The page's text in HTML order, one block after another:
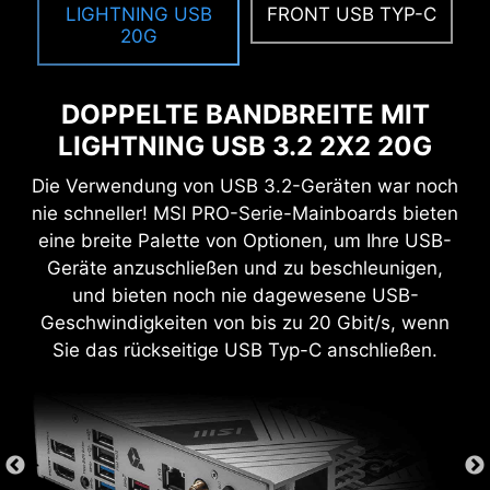
LIGHTNING USB
20G
FRONT USB TYP-C
DOPPELTE BANDBREITE MIT
LIGHTNING USB 3.2 2X2 20G
Die Verwendung von USB 3.2-Geräten war noch
nie schneller! MSI PRO-Serie-Mainboards bieten
eine breite Palette von Optionen, um Ihre USB-
Geräte anzuschließen und zu beschleunigen,
und bieten noch nie dagewesene USB-
Geschwindigkeiten von bis zu 20 Gbit/s, wenn
Sie das rückseitige USB Typ-C anschließen.
SEARCH & FAVORITES
schnell durch die BIOS-Menüs zu navigieren.
SYSTEM SICHERHEIT
Alle MSI PRO-Mainboards verfügen über eine
Sicherheitsfunktion im BIOS, um private Dateien
zu schützen, egal ob es sich um geschäftliche
oder alltägliche Nutzung handelt.
Secure Boot ist ein
Sicherheitsstandard, der
sicherstellt, dass ein Gerät nur